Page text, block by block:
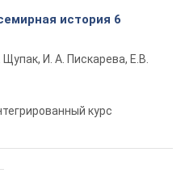
история 6
Щупак, И. А. Пискарева, Е.В.
курс